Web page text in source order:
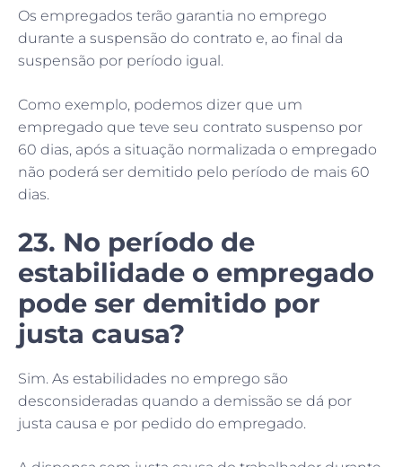
Os empregados terão garantia no emprego
durante a suspensão do contrato e, ao final da
suspensão por período igual.
Como exemplo, podemos dizer que um
empregado que teve seu contrato suspenso por
60 dias, após a situação normalizada o empregado
não poderá ser demitido pelo período de mais 60
dias.
23. No período de
estabilidade o empregado
pode ser demitido por
justa causa?
Sim. As estabilidades no emprego são
desconsideradas quando a demissão se dá por
justa causa e por pedido do empregado.